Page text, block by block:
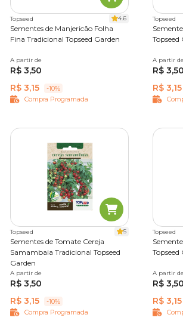
Topseed 4.6
Sementes de Manjericão Folha
Fina Tradicional Topseed Garden
Único
A partir de
R$ 3,50
R$ 3,15
-10%
Compra Programada
Topseed
Topseed
Único
A partir de
R$ 3,50
R$ 3,15
Topseed 5
Sementes de Tomate Cereja
Samambaia Tradicional Topseed
Garden
Único
A partir de
R$ 3,50
R$ 3,15
-10%
Compra Programada
Topseed
Topseed
Único
A partir de
R$ 3,50
R$ 3,15